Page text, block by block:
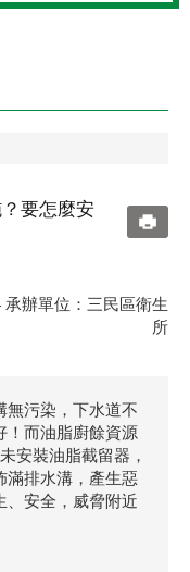
要怎麼安
承辦單位：三民區衛生
所
無污染，下水道不
！而油脂廚餘資源
安裝油脂截留器，
滿排水溝，產生惡
、安全，威脅附近